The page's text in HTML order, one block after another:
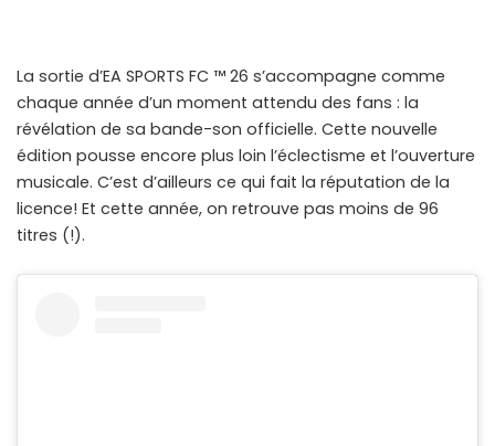
La sortie d’EA SPORTS FC ™ 26 s’accompagne comme
chaque année d’un moment attendu des fans : la
révélation de sa bande-son officielle. Cette nouvelle
édition pousse encore plus loin l’éclectisme et l’ouverture
musicale. C’est d’ailleurs ce qui fait la réputation de la
licence! Et cette année, on retrouve pas moins de 96
titres (!).